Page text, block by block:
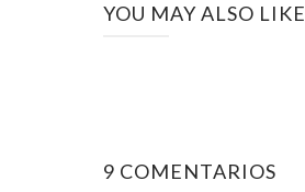
YOU MAY ALSO LIKE
9 COMENTARIOS